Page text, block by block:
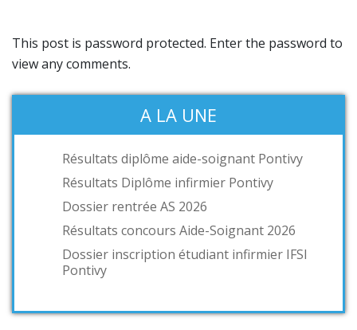
This post is password protected. Enter the password to
view any comments.
A LA UNE
Résultats diplôme aide-soignant Pontivy
Résultats Diplôme infirmier Pontivy
Dossier rentrée AS 2026
Résultats concours Aide-Soignant 2026
Dossier inscription étudiant infirmier IFSI
Pontivy